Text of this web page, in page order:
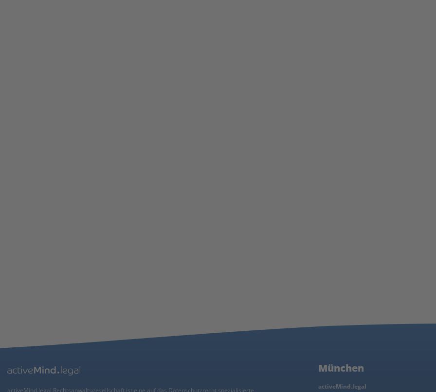
activeMind.legal Rechtsanwaltsgesellschaft ist eine auf das Datenschutzrecht spezialisierte
München
activeMind.legal